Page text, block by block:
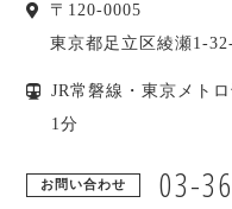
〒 120-0005
東京都足立区綾瀬1-
JR常磐線・東京メト
1分
お問い合わせ 03-